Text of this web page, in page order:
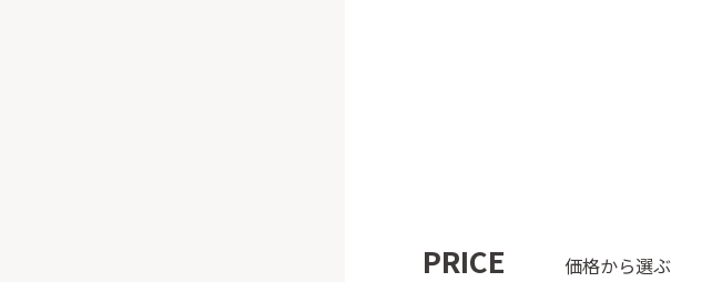
PRICE 価格から選ぶ